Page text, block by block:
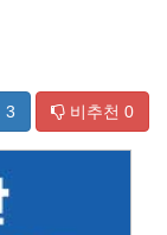
3 비추천 0